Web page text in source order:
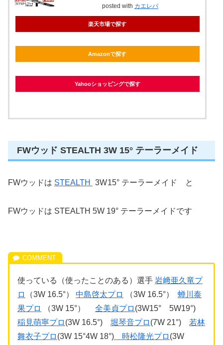
posted with カエレバ
楽天市場で探す
Amazonで探す
Yahooショッピングで探す
FWウッド STEALTH 3W 15° テーラーメイド
FWウッドは STEALTH 3W15° テーラーメイド と
FWウッドは STEALTH 5W 19° テーラーメイドです
使っている（使ったことのある）選手 岩﨑亜久竜プ
ロ
（3W 16.5°） 中島啓太プロ （3W 16.5°） 蝉川泰
果プロ
（3W 15°） 全美貞プロ (3W15° 5W19°)
稲見萌寧プロ (3W 16.5°) 堀琴音プロ (7W 21°) 若林
舞衣子プロ (3W 15°4W 18°) 時松隆光プロ (3W